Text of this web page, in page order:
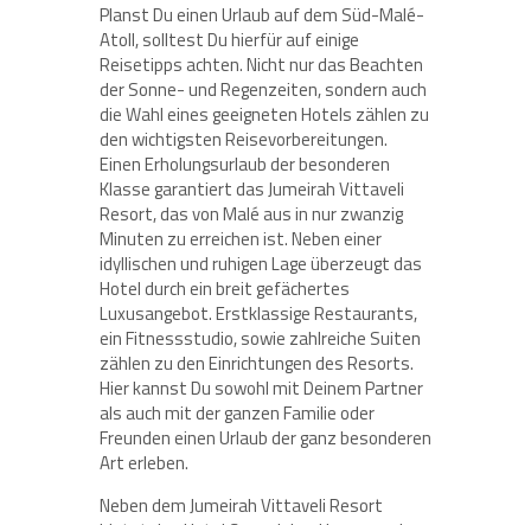
Planst Du einen Urlaub auf dem Süd-Malé-
Atoll, solltest Du hierfür auf einige
Reisetipps achten. Nicht nur das Beachten
der Sonne- und Regenzeiten, sondern auch
die Wahl eines geeigneten Hotels zählen zu
den wichtigsten Reisevorbereitungen.
Einen Erholungsurlaub der besonderen
Klasse garantiert das Jumeirah Vittaveli
Resort, das von Malé aus in nur zwanzig
Minuten zu erreichen ist. Neben einer
idyllischen und ruhigen Lage überzeugt das
Hotel durch ein breit gefächertes
Luxusangebot. Erstklassige Restaurants,
ein Fitnessstudio, sowie zahlreiche Suiten
zählen zu den Einrichtungen des Resorts.
Hier kannst Du sowohl mit Deinem Partner
als auch mit der ganzen Familie oder
Freunden einen Urlaub der ganz besonderen
Art erleben.
Neben dem Jumeirah Vittaveli Resort